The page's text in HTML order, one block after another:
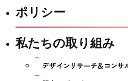
ポリシー
私たちの取り組み
デザインリサーチ＆コンサ